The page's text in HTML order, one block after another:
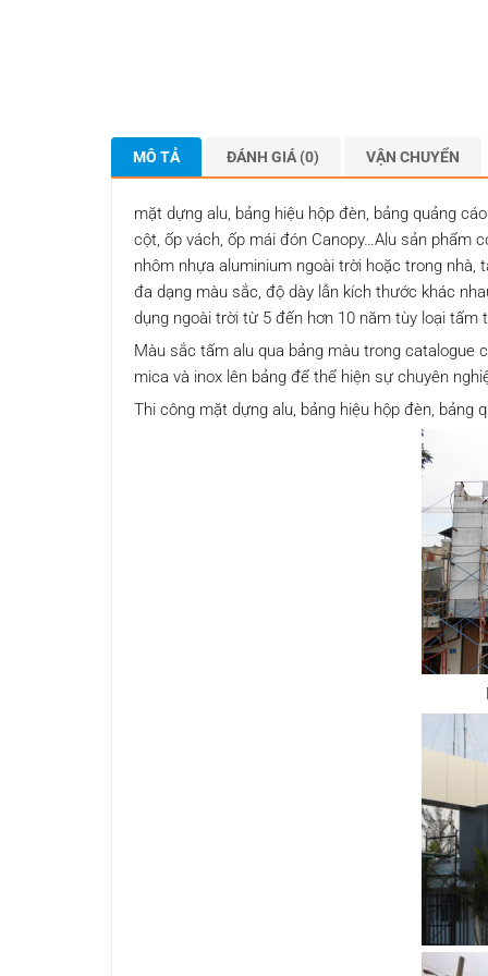
MÔ TẢ ĐÁNH GIÁ (0) VẬN CHUYỂN
mặt dựng alu, bảng hiệu hộp đèn, bảng quảng
cột, ốp vách, ốp mái đón Canopy…Alu sản phẩm
nhôm nhựa aluminium ngoài trời hoặc trong
đa dạng màu sắc, độ dày lẫn kích thước khác
dụng ngoài trời từ 5 đến hơn 10 năm tùy loại tấm
Màu sắc tấm alu qua bảng màu trong catalogue
mica và inox lên bảng để thể hiện sự chuyên
Thi công mặt dựng alu, bảng hiệu hộp đèn, bảng